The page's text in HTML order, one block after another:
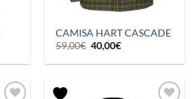
CAMISA HART CASCADE
59,00€ El
precio
original
40,00€El
actual